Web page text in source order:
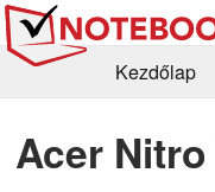
Kezdőlap
Könyvtár
Kapcsolat
Acer Nitro